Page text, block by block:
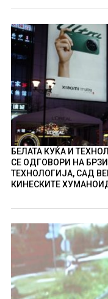
БЕЛАТА КУЌА И
СЕ ОДГОВОРИ НА
ТЕХНОЛОГИЈА, САД
КИНЕСКИТЕ